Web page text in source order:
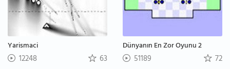
Yarismaci
12248 63
Dünyanın En Zor Oyunu 2
51189 72